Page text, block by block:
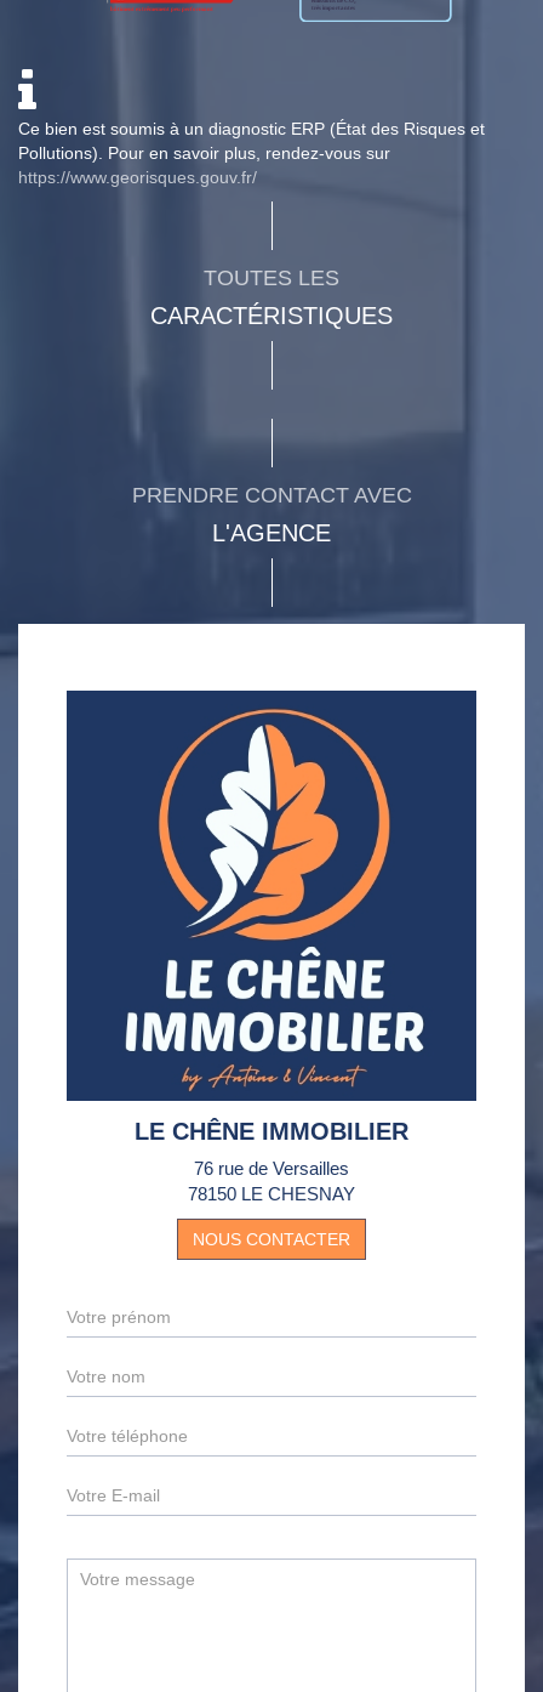
Ce bien est soumis à un diagnostic ERP (État des Risques et
Pollutions). Pour en savoir plus, rendez-vous sur
https://www.georisques.gouv.fr/
TOUTES LES
CARACTÉRISTIQUES
PRENDRE CONTACT AVEC
L'AGENCE
LE CHÊNE IMMOBILIER
76 rue de Versailles
78150 LE CHESNAY
NOUS CONTACTER